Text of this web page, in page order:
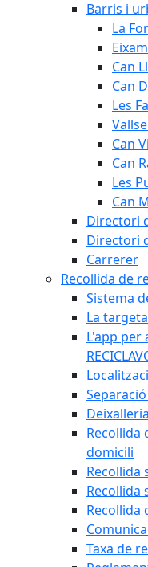
Barris i
La
Can
Can
Les
Can
Can
Les
Can
Directori
Directori
Carrerer
Recollida de
Sistema
La
L'app per
Recollida
domicili
Recollida
Recollida
Recollida
Taxa de